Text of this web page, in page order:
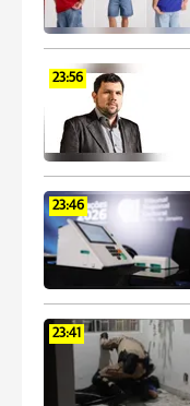
23:56
23:46
23:41